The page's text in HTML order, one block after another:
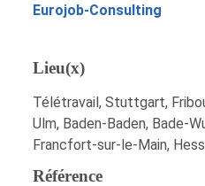
Eurojob-Consulting
Lieu(x)
Télétravail, Stuttgart,
Ulm, Baden-Baden, Bade-
Francfort-sur-le-Main,
Référence